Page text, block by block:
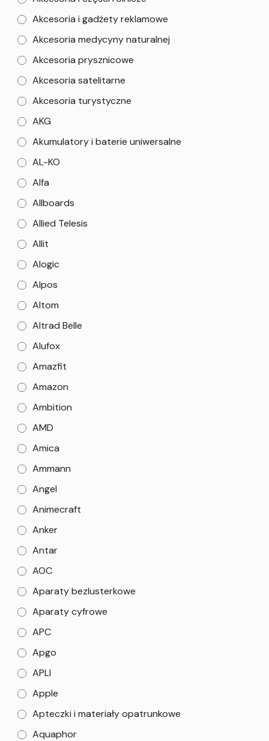
Akcesoria i gadżety reklamowe
Akcesoria medycyny naturalnej
Akcesoria prysznicowe
Akcesoria satelitarne
Akcesoria turystyczne
AKG
Akumulatory i baterie uniwersalne
AL-KO
Alfa
Allboards
Allied Telesis
Allit
Alogic
Alpos
Altom
Altrad Belle
Alufox
Amazfit
Amazon
Ambition
AMD
Amica
Ammann
Angel
Animecraft
Anker
Antar
AOC
Aparaty bezlusterkowe
Aparaty cyfrowe
APC
Apgo
APLI
Apple
Apteczki i materiały opatrunkowe
Aquaphor